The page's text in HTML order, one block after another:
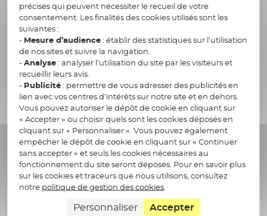
Le monde de la tech se trouve donc à un
carrefour stratégique : d’un côté, l’innovation
technologique s’accélère toujours plus et, de
l’autre, les notions de risque, de sens et de
durabilité sont devenues des critères
stratégiques.
Retrouvez son intervention en intégralité
précises qui peuvent nécessiter le recueil de votre
consentement. Les finalités des cookies utilisés sont les
suivantes :
- Mesure d’audience: établir des statistiques sur l’utilisation
de nos sites et suivre la navigation.
-Analyse: analyser l’utilisation du site par les visiteurs et
recueillir leurs avis.
- Publicité: permettre de vous adresser des publicités en
lien avec vos centres d’intérêts sur notre site et en dehors.
Vous pouvez autoriser le dépôt de cookie en cliquant sur
« Accepter » ou choisir quels sont les cookies déposés en
cliquant sur « Personnaliser ». Vous pouvez également
empêcher le dépôt de cookie en cliquant sur « Continuer
sans accepter » et seuls les cookies nécessaires au
fonctionnement du site seront déposés. Pour en savoir plus
sur les cookies et traceurs que nous utilisons, consultez
notre politique de gestion des cookies
Personnaliser Accepter